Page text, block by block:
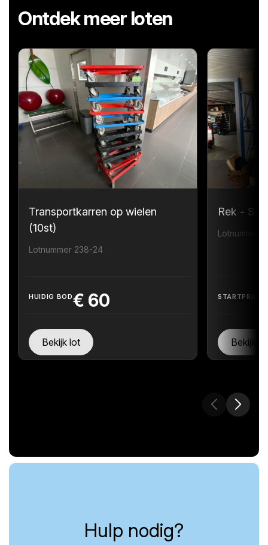
Ontdek meer loten
Transportkarren op wielen
(10st)
Lotnummer 238-24
HUIDIG BOD€ 60
Bekijk lot
Rek -
Lotnummer
STARTPRIJS
Bekijk
Hulp nodig?